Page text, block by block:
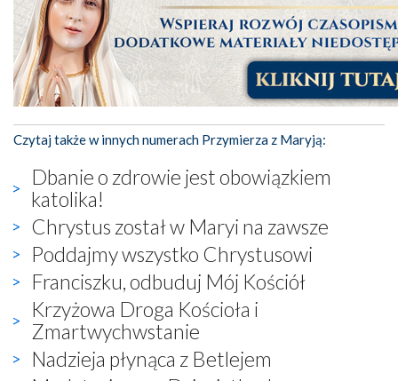
Czytaj także w innych numerach Przymierza z Maryją:
Dbanie o zdrowie jest obowiązkiem
katolika!
Chrystus został w Maryi na zawsze
Poddajmy wszystko Chrystusowi
Franciszku, odbuduj Mój Kościół
Krzyżowa Droga Kościoła i
Zmartwychwstanie
Nadzieja płynąca z Betlejem